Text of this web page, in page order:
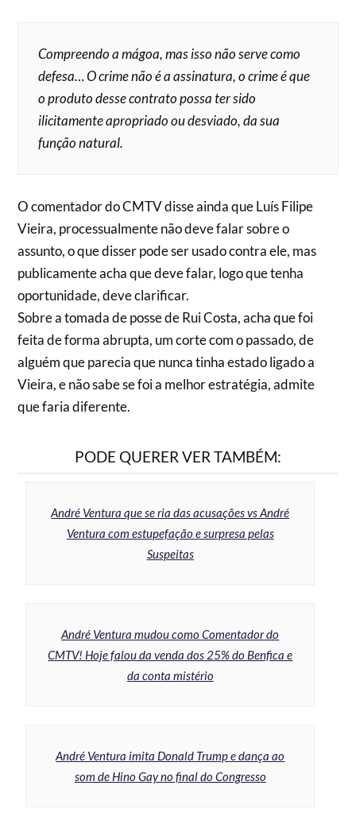
Compreendo a mágoa, mas isso não serve como
defesa… O crime não é a assinatura, o crime é que
o produto desse contrato possa ter sido
ilicitamente apropriado ou desviado, da sua
função natural.
O comentador do CMTV disse ainda que Luís Filipe
Vieira, processualmente não deve falar sobre o
assunto, o que disser pode ser usado contra ele, mas
publicamente acha que deve falar, logo que tenha
oportunidade, deve clarificar.
Sobre a tomada de posse de Rui Costa, acha que foi
feita de forma abrupta, um corte com o passado, de
alguém que parecia que nunca tinha estado ligado a
Vieira, e não sabe se foi a melhor estratégia, admite
que faria diferente.
PODE QUERER VER TAMBÉM:
André Ventura que se ria das acusações vs André
Ventura com estupefação e surpresa pelas
Suspeitas
André Ventura mudou como Comentador do
CMTV! Hoje falou da venda dos 25% do Benfica e
da conta mistério
André Ventura imita Donald Trump e dança ao
som de Hino Gay no final do Congresso